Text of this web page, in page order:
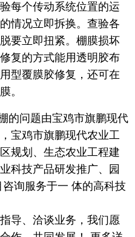
每个传动系统位置的运
情况立即拆换。查验各
要立即扭紧。棚膜损坏
复的方式能用透明胶布
型覆膜胶修复，还可在
。
的问题由宝鸡市旗鹏现代
宝鸡市旗鹏现代农业工
规划、生态农业工程建
科技产品研发推广、园
询服务于一 体的高科技
导、洽谈业务，我们愿